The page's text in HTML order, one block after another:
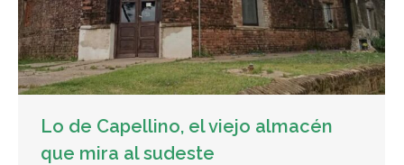
Lo de Capellino, el viejo almacén
que mira al sudeste